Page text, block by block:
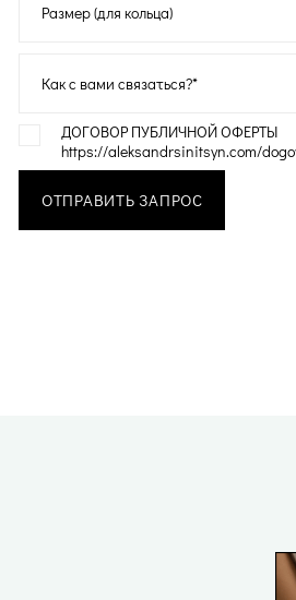
Размер (для кольца)
Как с вами связаться?*
ДОГОВОР ПУБЛИЧНОЙ ОФЕРТЫ
https://aleksandrsinitsyn.com/
ОТПРАВИТЬ ЗАПРОС